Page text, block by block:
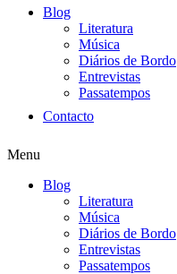
Blog
Literatura
Música
Diários de Bordo
Entrevistas
Passatempos
Contacto
Menu
Blog
Literatura
Música
Diários de Bordo
Entrevistas
Passatempos